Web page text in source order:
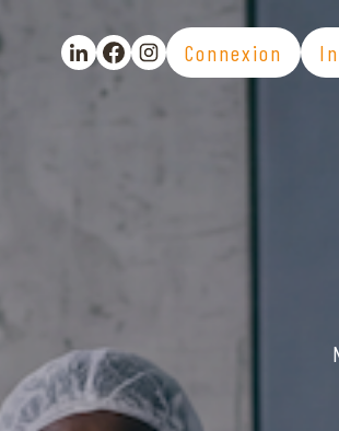
Partager la publication sur Linkedin
Partager la publication sur
Voir la page Instagram
Connexion